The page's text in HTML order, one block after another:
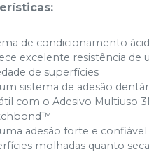
de condicionamento
excelente resistência de
de superfícies
sistema de adesão
com o Adesivo Multiuso
uma adesão forte e
molhadas quanto